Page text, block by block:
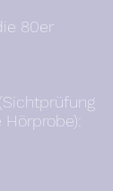
80er